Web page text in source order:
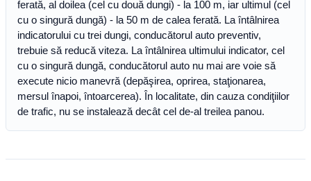
ferată, al doilea (cel cu două dungi) - la 100 m, iar ultimul (cel
cu o singură dungă) - la 50 m de calea ferată. La întâlnirea
indicatorului cu trei dungi, conducătorul auto preventiv,
trebuie să reducă viteza. La întâlnirea ultimului indicator, cel
cu o singură dungă, conducătorul auto nu mai are voie să
execute nicio manevră (depăşirea, oprirea, staţionarea,
mersul înapoi, întoarcerea). În localitate, din cauza condiţiilor
de trafic, nu se instalează decât cel de-al treilea panou.